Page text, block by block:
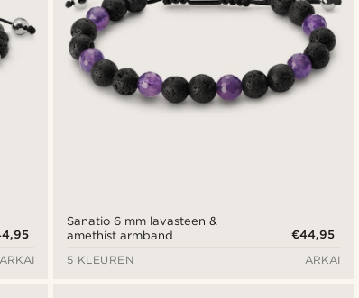
ARKAI
Sanatio 6 mm lavasteen &
amethist armband
€44,95
5 KLEUREN
ARKAI